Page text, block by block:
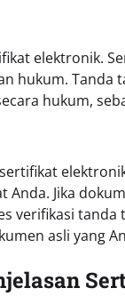
elektronik.
hukum.
hukum,
Jika
verifikasi tanda
asli yang